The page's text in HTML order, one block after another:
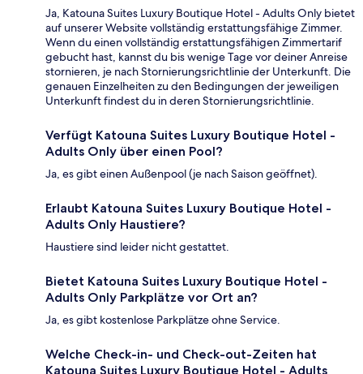
Ja, Katouna Suites Luxury Boutique Hotel - Adults Only bietet
auf unserer Website vollständig erstattungsfähige Zimmer.
Wenn du einen vollständig erstattungsfähigen Zimmertarif
gebucht hast, kannst du bis wenige Tage vor deiner Anreise
stornieren, je nach Stornierungsrichtlinie der Unterkunft. Die
genauen Einzelheiten zu den Bedingungen der jeweiligen
Unterkunft findest du in deren Stornierungsrichtlinie.
Verfügt Katouna Suites Luxury Boutique Hotel -
Adults Only über einen Pool?
Ja, es gibt einen Außenpool (je nach Saison geöffnet).
Erlaubt Katouna Suites Luxury Boutique Hotel -
Adults Only Haustiere?
Haustiere sind leider nicht gestattet.
Bietet Katouna Suites Luxury Boutique Hotel -
Adults Only Parkplätze vor Ort an?
Ja, es gibt kostenlose Parkplätze ohne Service.
Welche Check-in- und Check-out-Zeiten hat
Katouna Suites Luxury Boutique Hotel - Adults